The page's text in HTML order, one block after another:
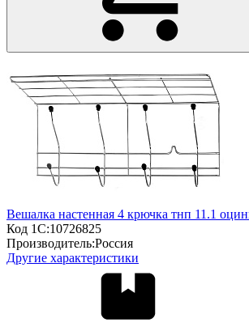
Вешалка настенная 4 крючка тнп 11.1
Код 1С:10726825
Производитель:Россия
Другие характеристики